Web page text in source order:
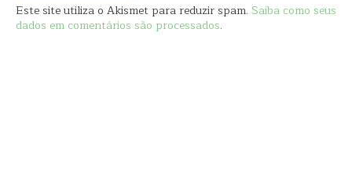
Este site utiliza o Akismet para reduzir spam. Saiba como seus
dados em comentários são processados.